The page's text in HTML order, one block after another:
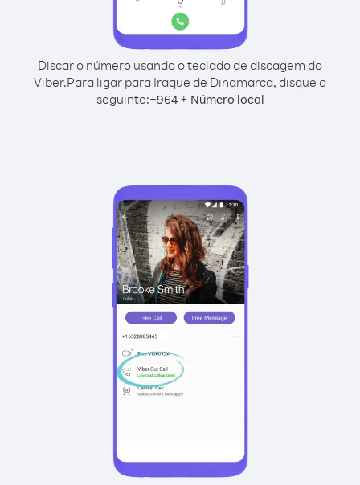
Discar o número usando o teclado de discagem do
Viber.Para ligar para Iraque de Dinamarca, disque o
seguinte:+964+ Número local